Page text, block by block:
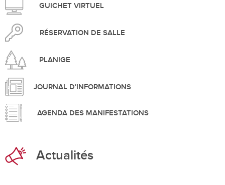
GUICHET VIRTUEL
RÉSERVATION DE SALLE
PLANIGE
JOURNAL D'INFORMATIONS
AGENDA DES MANIFESTATIONS
Actualités